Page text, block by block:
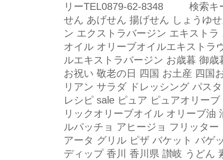
リーTEL0879-62-8348 検索キ
せん あげせん 揚げせん しょうゆ
ン エクストラバージン エキスト
オイル オリーブオイルエキストラ
ルエキストラバージン お歳暮 御
お祝い 敬老の日 四国 お土産 四国
リアン サラダ ドレッシング パス
レシピ sale ピュア ピュアオリー
リックオリーブオイル オリーブ油
ルパッチョ アヒージョ フリッタ
アータ グリル ピザ バケット バゲ
ディップ 香川 香川県 讃岐 うどん